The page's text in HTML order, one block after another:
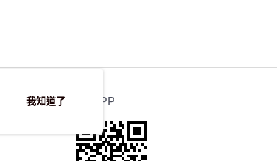
官方APP
我知道了